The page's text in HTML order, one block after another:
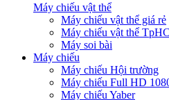
Máy chiếu vật thể
Máy chiếu vật thể giá rẻ
Máy chiếu vật thể
Máy soi bài
Máy chiếu
Máy chiếu Hội trường
Máy chiếu Full HD
Máy chiếu Yaber